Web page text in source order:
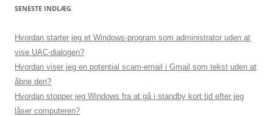
SENESTE INDLÆG
Hvordan starter jeg et Windows-program som administrator uden at
vise UAC-dialogen?
Hvordan viser jeg en potential scam-email i Gmail som tekst uden at
åbne den?
Hvordan stopper jeg Windows fra at gå i standby kort tid efter jeg
låser computeren?